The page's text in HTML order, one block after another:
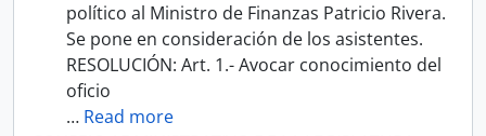
político al Ministro de Finanzas Patricio Rivera.
Se pone en consideración de los asistentes.
RESOLUCIÓN: Art. 1.- Avocar conocimiento del
oficio
… Read more